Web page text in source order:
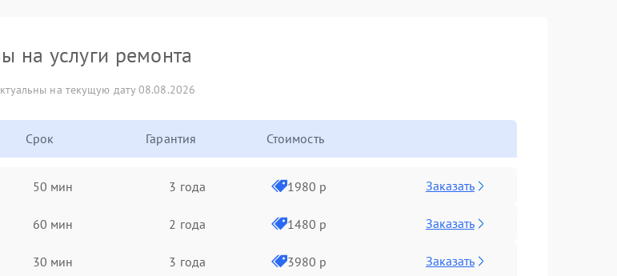
на услуги ремонта
на текущую дату 08.08.2026
Срок Гарантия Стоимость
50 мин 3 года 1980 р Заказать
60 мин 2 года 1480 р Заказать
30 мин 3 года 3980 р Заказать